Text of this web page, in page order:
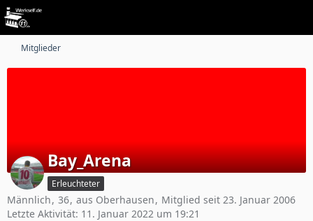
Mitglieder
Bay_Arena
Erleuchteter
Männlich 36 aus Oberhausen
Mitglied seit 23. Januar 2006
Letzte Aktivität: 11. Januar 2022 um 19:21